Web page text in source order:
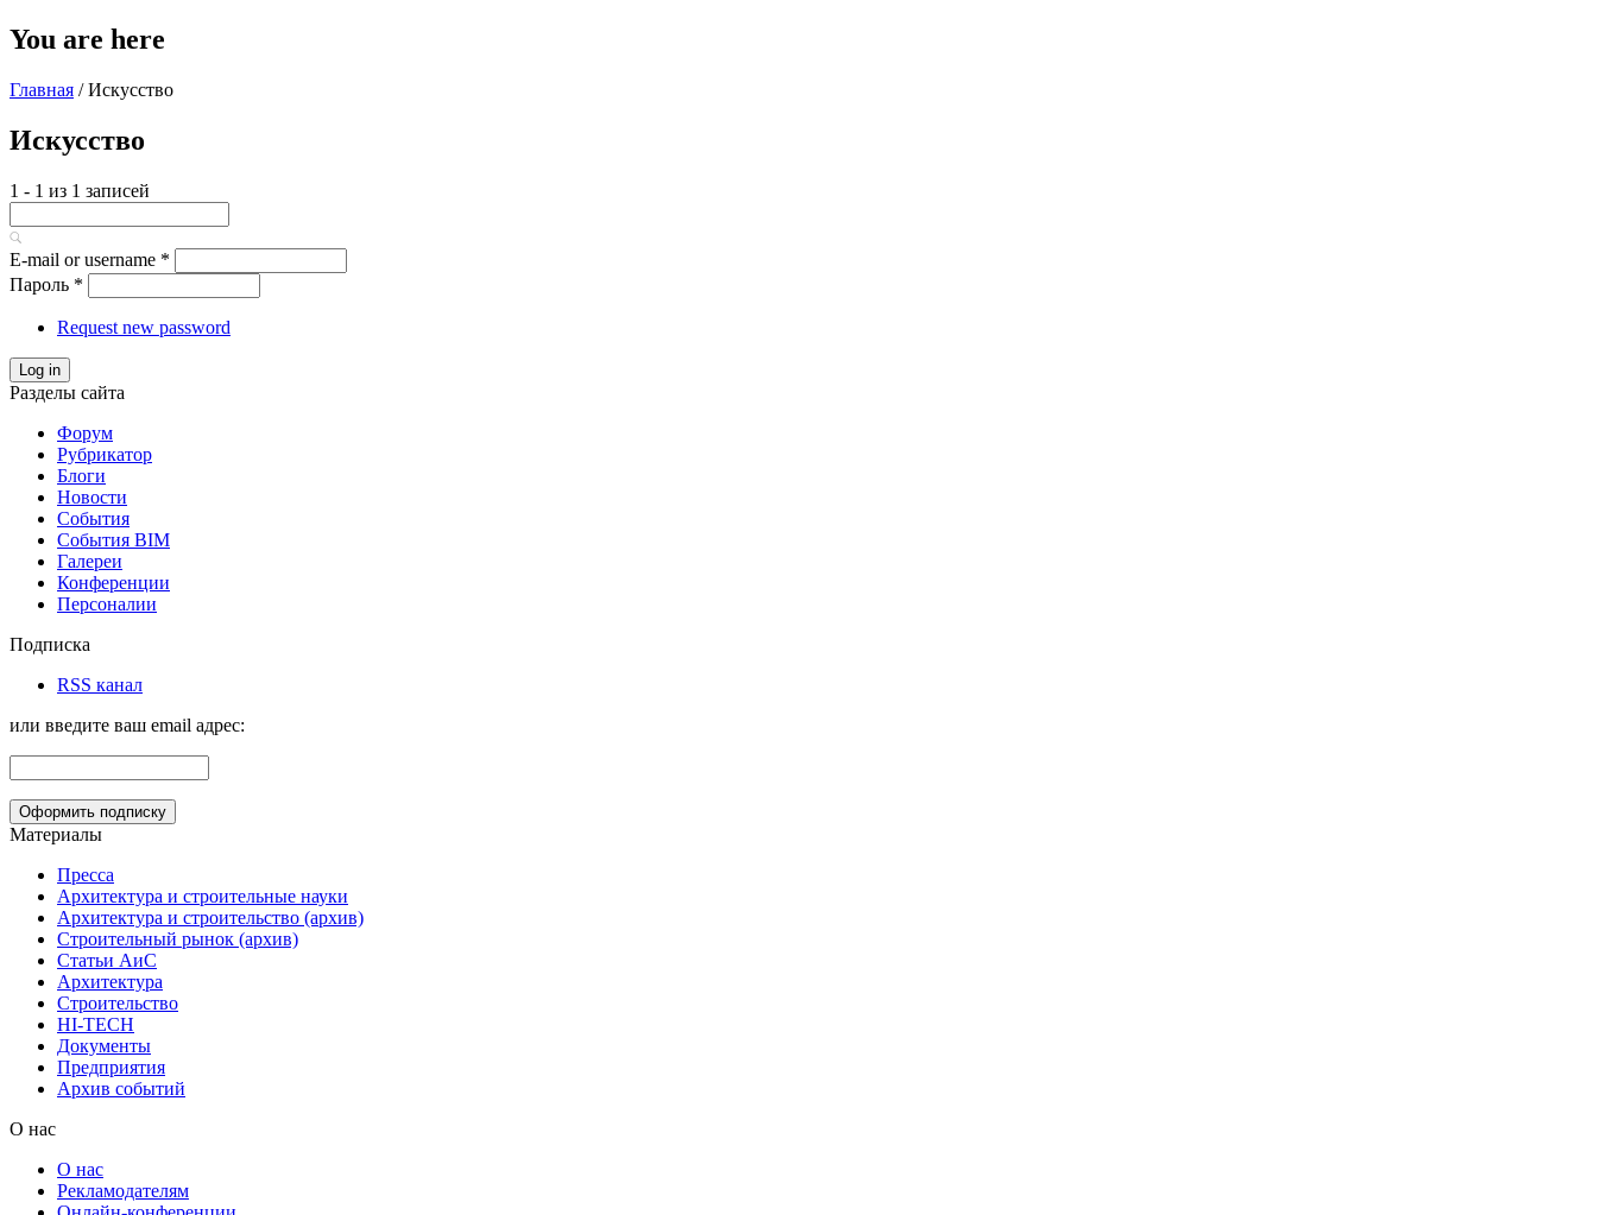
You are here
Главная / Искусство
Искусство
1 - 1 из 1 записей
E-mail or username *
Пароль *
Request new password
Log in
Разделы сайта
Форум
Рубрикатор
Блоги
Новости
События
События BIM
Галереи
Конференции
Персоналии
Подписка
RSS канал
или введите ваш email адрес:
Материалы
Пресса
Архитектура и строительные науки
Архитектура и строительство (архив)
Строительный рынок (архив)
Статьи АиС
Архитектура
Строительство
HI-TECH
Документы
Предприятия
Архив событий
О нас
О нас
Рекламодателям